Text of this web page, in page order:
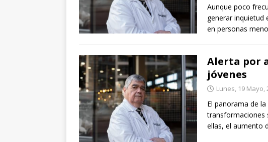
Aunque poco
generar inquietud
en personas
Alerta por
jóvenes
Lunes, 19 Mayo,
El panorama de
transformaciones
ellas, el aumento